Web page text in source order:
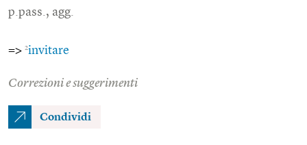
p.pass., agg.
=> 2invitare
Correzioni e suggerimenti
Condividi